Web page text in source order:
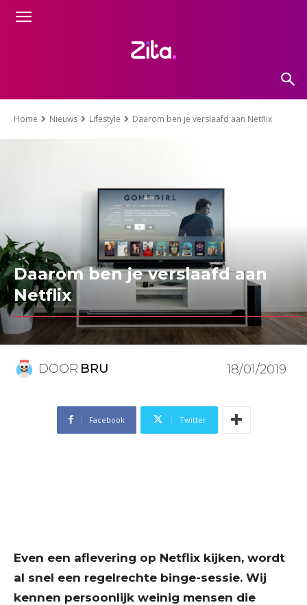
Home Nieuws Lifestyle Daarom ben je verslaafd aan Netflix
Daarom ben je verslaafd aan
Netflix
DOOR BRU 18/01/2019
Facebook Twitter
Even een aflevering op Netflix kijken, wordt
al snel een regelrechte binge-sessie. Wij
kennen persoonlijk weinig mensen die